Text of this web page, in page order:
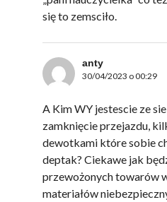
się to zemsciło.
anty
30/04/2023 o 00:29
A Kim WY jestescie ze
zamknięcie przejazdu,
dewotkami które sobie
deptak? Ciekawe jak
przewożonych towarów
materiałów